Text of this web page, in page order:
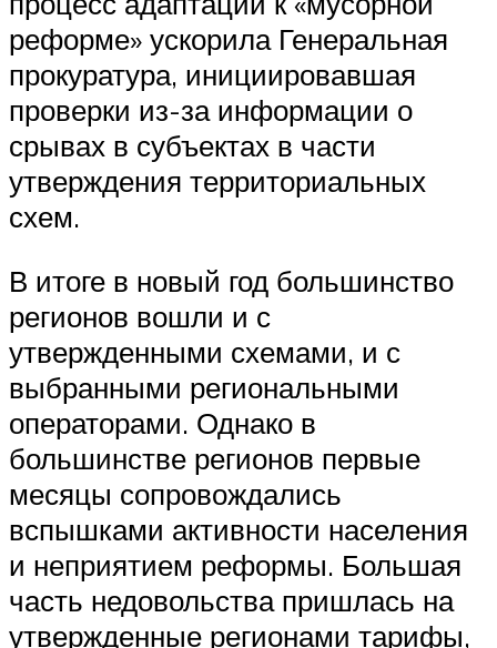
реформе» ускорила Генеральная
прокуратура, инициировавшая
проверки из-за информации о
срывах в субъектах в части
утверждения территориальных
схем.
В итоге в новый год большинство
регионов вошли и с
утвержденными схемами, и с
выбранными региональными
операторами. Однако в
большинстве регионов первые
месяцы сопровождались
вспышками активности населения
и неприятием реформы. Большая
часть недовольства пришлась на
утвержденные регионами тарифы,